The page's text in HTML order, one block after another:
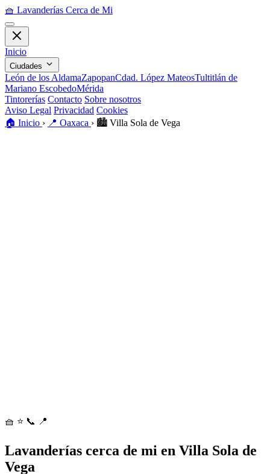
🧺 Lavanderías Cerca de Mi
Inicio
Ciudades
León de los AldamaZapopanCdad. López MateosTultitlán de
Mariano EscobedoMérida
Tintorerías Contacto Sobre nosotros
Aviso Legal Privacidad Cookies
🏠 Inicio › 📍 Oaxaca › 🏙️ Villa Sola de Vega
🧺 ⭐ 📞 📍
Lavanderías cerca de mi en Villa Sola de
Vega